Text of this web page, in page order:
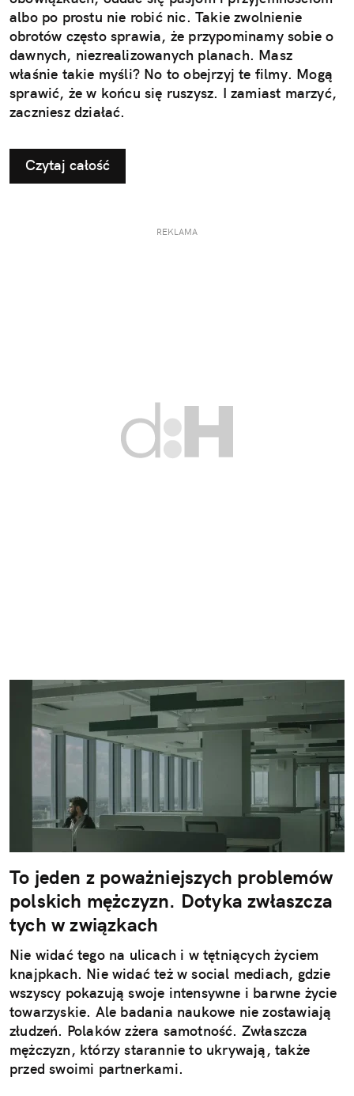
albo po prostu nie robić nic. Takie zwolnienie
obrotów często sprawia, że przypominamy sobie o
dawnych, niezrealizowanych planach. Masz
właśnie takie myśli? No to obejrzyj te filmy. Mogą
sprawić, że w końcu się ruszysz. I zamiast marzyć,
zaczniesz działać.
Czytaj całość
REKLAMA
To jeden z poważniejszych problemów
polskich mężczyzn. Dotyka zwłaszcza
tych w związkach
Nie widać tego na ulicach i w tętniących życiem
knajpkach. Nie widać też w social mediach, gdzie
wszyscy pokazują swoje intensywne i barwne życie
towarzyskie. Ale badania naukowe nie zostawiają
złudzeń. Polaków zżera samotność. Zwłaszcza
mężczyzn, którzy starannie to ukrywają, także
przed swoimi partnerkami.